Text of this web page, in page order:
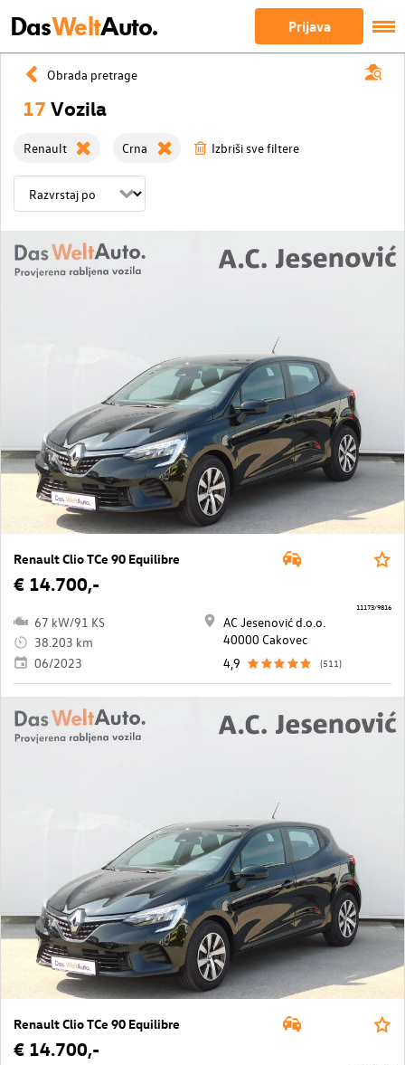
DasWeltAuto. Prijava
Obrada pretrage
17 Vozila
Renault Crna Izbriši sve filtere
Renault Clio TCe 90 Equilibre
€ 14.700,-
67 kW/91 KS
38.203 km
06/2023
AC Jesenović d.o.o.
40000 Cakovec
4,9
(511)
11173/9816
Renault Clio TCe 90 Equilibre
€ 14.700,-